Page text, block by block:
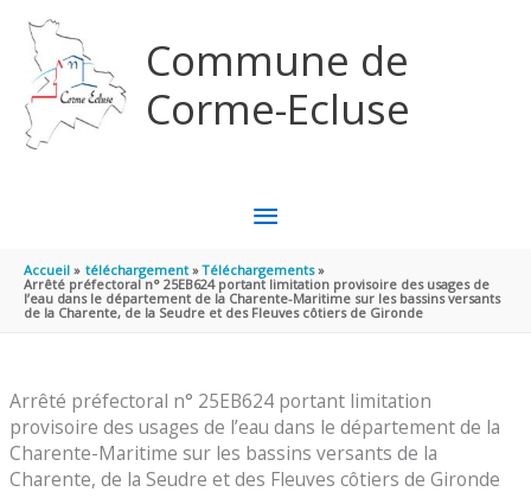
Commune de
Corme-Ecluse
MENU
PRINCIPAL
Accueil téléchargement
Téléchargements
Arrêté préfectoral n° 25EB624 portant limitation provisoire des usages de
l’eau dans le département de la Charente-Maritime sur les bassins versants
de la Charente, de la Seudre et des Fleuves côtiers de Gironde
Arrêté préfectoral n° 25EB624 portant limitation
provisoire des usages de l’eau dans le département de la
Charente-Maritime sur les bassins versants de la
Charente, de la Seudre et des Fleuves côtiers de Gironde